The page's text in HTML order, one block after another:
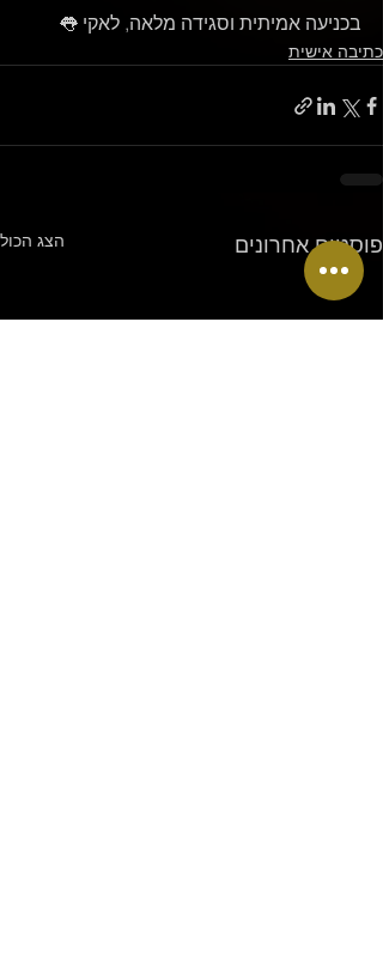
בכניעה אמיתית וסגידה מלאה, לאקי 👅
כתיבה אישית
פוסטים אחרונים הצג הכול